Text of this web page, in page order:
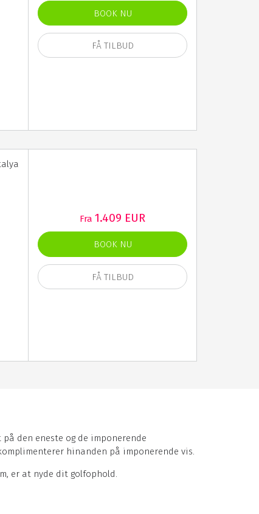
BOOK NU
FÅ TILBUD
Fra 1.409 EUR
BOOK NU
FÅ TILBUD
den eneste og de imponerende
hinanden på imponerende vis.
er at nyde dit golfophold.